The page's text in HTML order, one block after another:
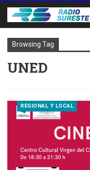
Browsing Tag
UNED
REGIONAL Y LOCAL